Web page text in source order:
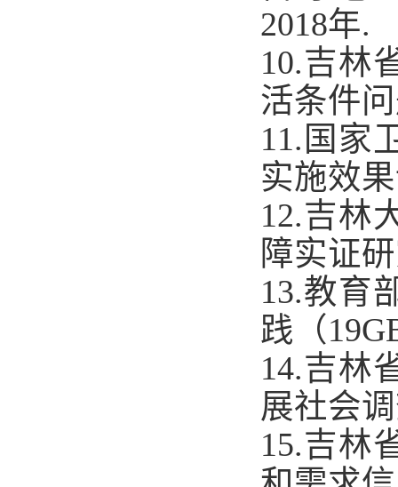
2018年.
10.吉林
活条件
11. 国家
实施效
12.吉林
障实证
13.教育
践（
14.吉林
展社会
15.吉林